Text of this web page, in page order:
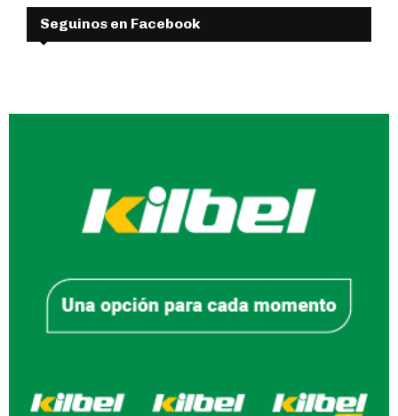
Seguinos en Facebook